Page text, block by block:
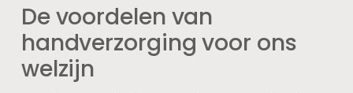
De voordelen van
handverzorging voor ons
welzijn